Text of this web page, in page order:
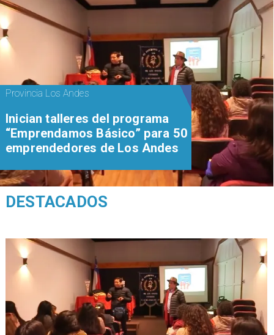
Provincia Los Andes
Inician talleres del programa
“Emprendamos Básico” para 50
emprendedores de Los Andes
DESTACADOS